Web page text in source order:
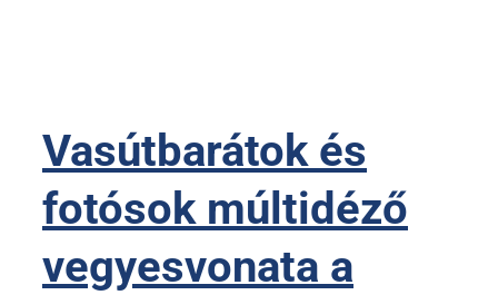
Vasútbarátok és
fotósok múltidéző
vegyesvonata a